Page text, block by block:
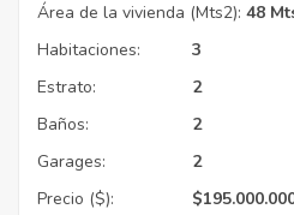
Área de la vivienda (Mts2): 48
Habitaciones:
3
Estrato:
2
Baños:
2
Garages:
2
Precio ($):
$